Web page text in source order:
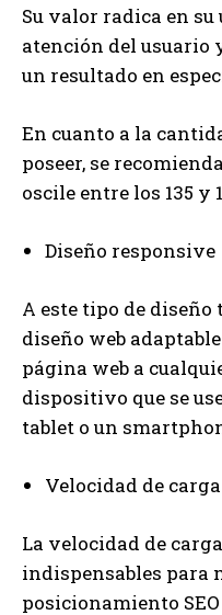
Su valor radica en
atención del usuario
un resultado en
En cuanto a la
poseer, se
oscile entre los 135 y
Diseño responsive
A este tipo de diseño
diseño web
página web a
dispositivo que se
tablet o un
Velocidad de carga
La velocidad de
indispensables para
posicionamiento